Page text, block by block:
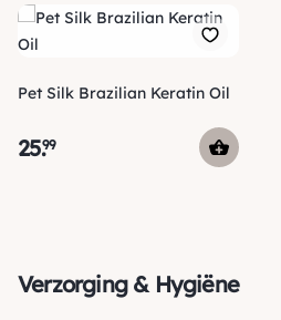
Pet Silk Brazilian Keratin Oil
25.99
Verzorging & Hygiëne